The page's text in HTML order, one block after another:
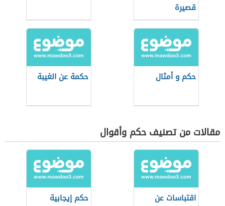
قصيرة
حكم و أمثال حكمة عن الغيبة
مقالات من تصنيف حكم وأقوال
اقتباسات عن
حكم إيجابية